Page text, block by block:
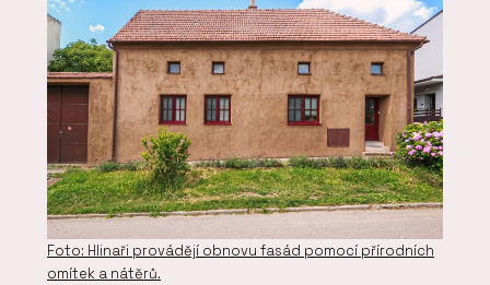
Foto: Hlinaři provádějí obnovu fasád pomocí přírodních
omítek a nátěrů.